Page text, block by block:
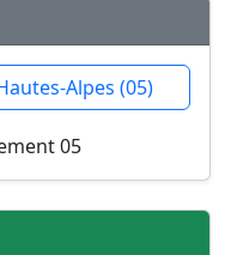
Alpes (05)